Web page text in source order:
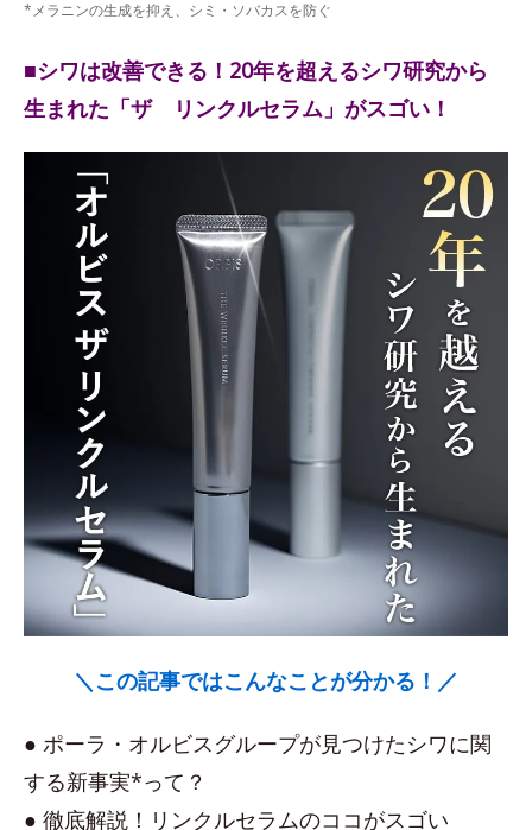
*メラニンの生成を抑え、シミ・ソバカスを防ぐ
■シワは改善できる！20年を超えるシワ研究から
生まれた「ザ リンクルセラム」がスゴい！
＼この記事ではこんなことが分かる！／
● ポーラ・オルビスグループが見つけたシワに関
する新事実*って？
● 徹底解説！リンクルセラムのココがスゴい